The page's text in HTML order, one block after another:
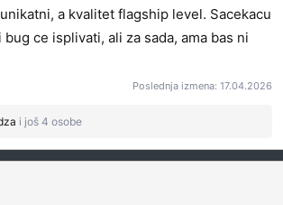
a kvalitet flagship level. Sacekacu
ce isplivati, ali za sada, ama bas ni
Poslednja izmena: 17.04.2026
i još 4 osobe